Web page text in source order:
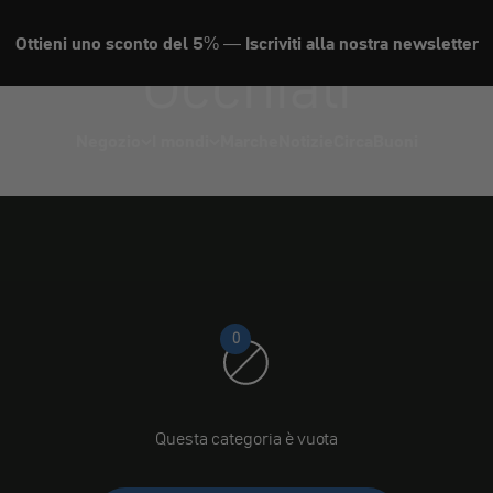
Ottieni uno sconto del 5% — Iscriviti alla nostra newsletter
Occhiali
0
Questa categoria è vuota